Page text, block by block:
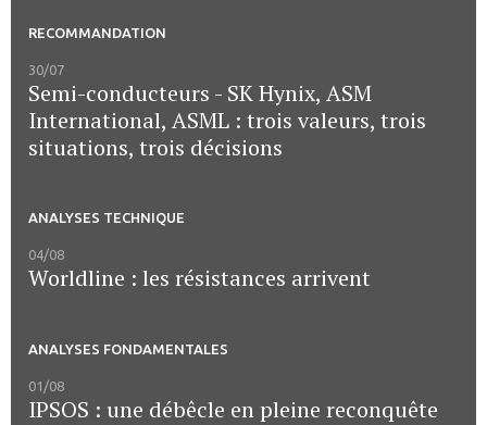
RECOMMANDATION
30/07
Semi-conducteurs - SK Hynix, ASM
International, ASML : trois valeurs, trois
situations, trois décisions
ANALYSES TECHNIQUE
04/08
Worldline : les résistances arrivent
ANALYSES FONDAMENTALES
01/08
IPSOS : une débêcle en pleine reconquête